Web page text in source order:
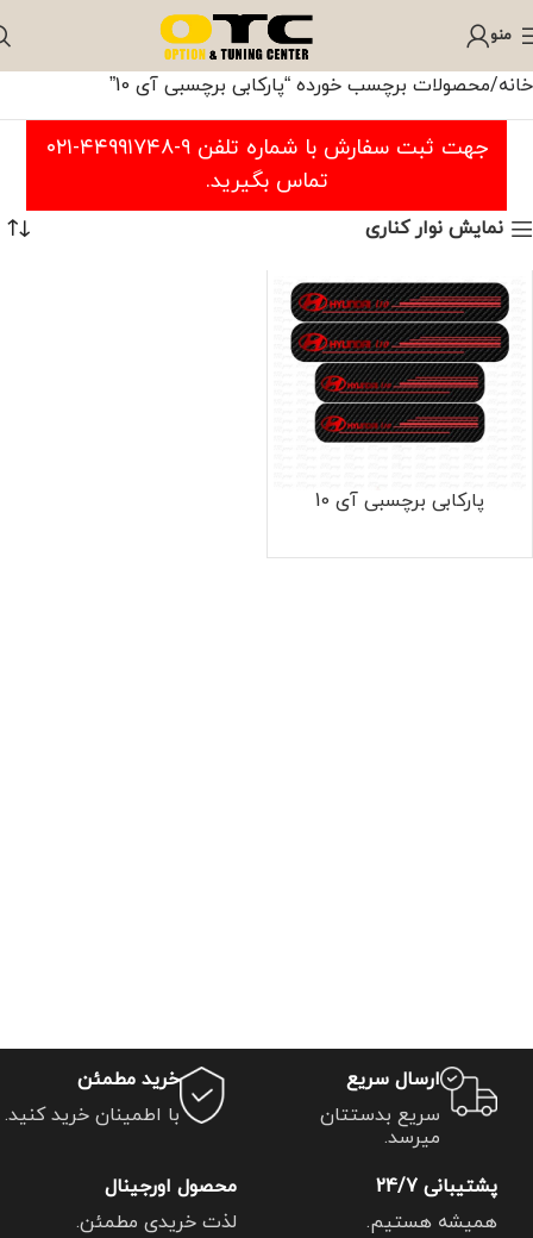
منو
خانه محصولات برچسب خورده “پارکابی برچسبی آی 10”
جهت ثبت سفارش با شماره تلفن ۹-۴۴۹۹۱۷۴۸-۰۲۱
تماس بگیرید.
نمایش نوار کناری
پارکابی برچسبی آی 10
ارسال سریع
سریع بدستتان
میرسد.
خرید مطمئن
با اطمینان خرید کنید.
پشتیبانی 24/7
همیشه هستیم.
محصول اورجینال
لذت خریدی مطمئن.